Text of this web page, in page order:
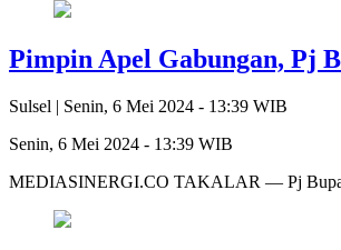
Pimpin Apel Gabungan, Pj
Sulsel | Senin, 6 Mei 2024 - 13:39 WIB
Senin, 6 Mei 2024 - 13:39 WIB
MEDIASINERGI.CO TAKALAR — Pj